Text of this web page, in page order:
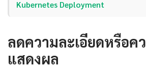
Kubernetes Deployment
ลดความละเอียดหรือค
แสดงผล